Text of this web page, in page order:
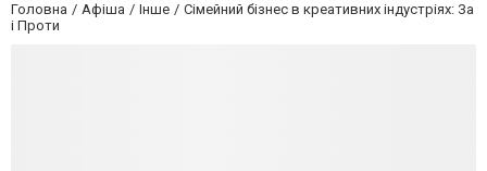
Головна Афіша Інше
Сімейний бізнес в креативних індустріях: За
і Проти